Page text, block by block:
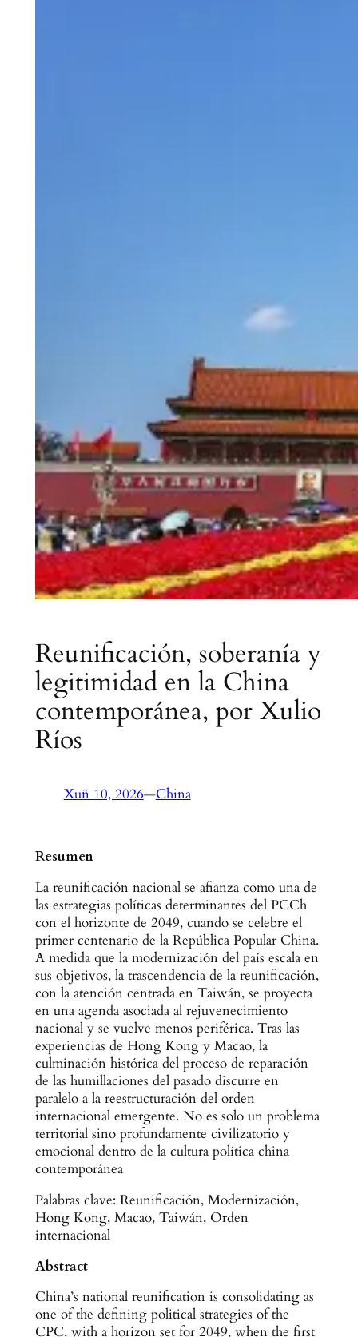
Reunificación, soberanía y
legitimidad en la China
contemporánea, por Xulio
Ríos
Xuñ 10, 2026—China
Resumen
La reunificación nacional se afianza como una de
las estrategias políticas determinantes del PCCh
con el horizonte de 2049, cuando se celebre el
primer centenario de la República Popular China.
A medida que la modernización del país escala en
sus objetivos, la trascendencia de la reunificación,
con la atención centrada en Taiwán, se proyecta
en una agenda asociada al rejuvenecimiento
nacional y se vuelve menos periférica. Tras las
experiencias de Hong Kong y Macao, la
culminación histórica del proceso de reparación
de las humillaciones del pasado discurre en
paralelo a la reestructuración del orden
internacional emergente. No es solo un problema
territorial sino profundamente civilizatorio y
emocional dentro de la cultura política china
contemporánea
Palabras clave: Reunificación, Modernización,
Hong Kong, Macao, Taiwán, Orden
internacional
Abstract
China’s national reunification is consolidating as
one of the defining political strategies of the
CPC, with a horizon set for 2049, when the first